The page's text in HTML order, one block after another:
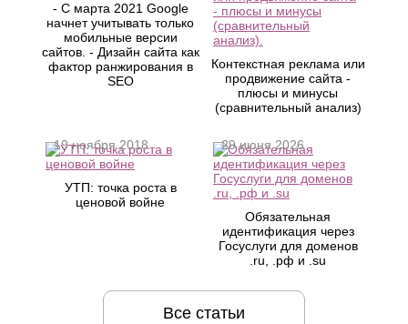
- С марта 2021 Google
начнет учитывать только
мобильные версии
сайтов. - Дизайн сайта как
фактор ранжирования в
SEO
Контекстная реклама или
продвижение сайта -
плюсы и минусы
(сравнительный анализ)
УТП: точка роста в
ценовой войне
19 ноября 2018
Обязательная
идентификация через
Госуслуги для доменов
.ru, .рф и .su
29 июня 2026
Все статьи